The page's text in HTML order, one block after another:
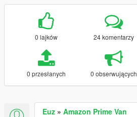
0 lajków 24 komentarzy
0 przesłanych 0 obserwujących
Euz » Amazon Prime Van